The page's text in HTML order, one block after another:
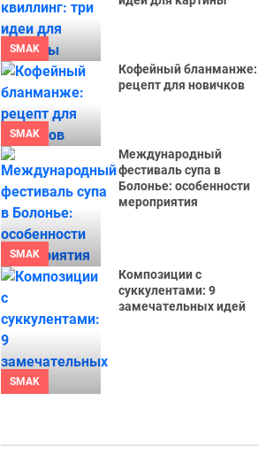
SMAK
SMAK
Кофейный бланманже:
рецепт для новичков
SMAK
Международный
фестиваль супа в
Болонье: особенности
мероприятия
SMAK
Композиции с
суккулентами: 9
замечательных идей